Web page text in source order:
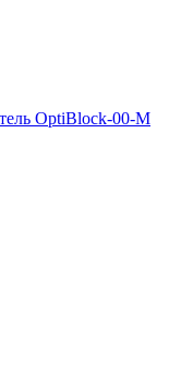
OptiBlock-00-M